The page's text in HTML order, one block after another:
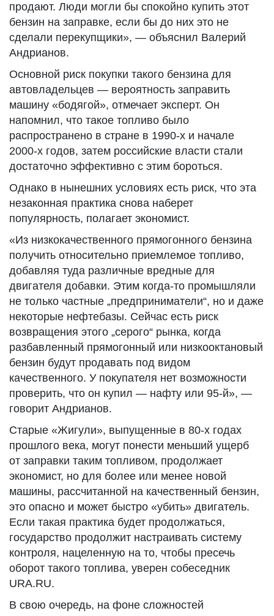
продают. Люди могли бы спокойно купить этот
бензин на заправке, если бы до них это не
сделали перекупщики», — объяснил Валерий
Андрианов.
Основной риск покупки такого бензина для
автовладельцев — вероятность заправить
машину «бодягой», отмечает эксперт. Он
напомнил, что такое топливо было
распространено в стране в 1990-х и начале
2000-х годов, затем российские власти стали
достаточно эффективно с этим бороться.
Однако в нынешних условиях есть риск, что эта
незаконная практика снова наберет
популярность, полагает экономист.
«Из низкокачественного прямогонного бензина
получить относительно приемлемое топливо,
добавляя туда различные вредные для
двигателя добавки. Этим когда-то промышляли
не только частные „предприниматели“, но и даже
некоторые нефтебазы. Сейчас есть риск
возвращения этого „серого“ рынка, когда
разбавленный прямогонный или низкооктановый
бензин будут продавать под видом
качественного. У покупателя нет возможности
проверить, что он купил — нафту или 95-й», —
говорит Андрианов.
Старые «Жигули», выпущенные в 80-х годах
прошлого века, могут понести меньший ущерб
от заправки таким топливом, продолжает
экономист, но для более или менее новой
машины, рассчитанной на качественный бензин,
это опасно и может быстро «убить» двигатель.
Если такая практика будет продолжаться,
государство продолжит настраивать систему
контроля, нацеленную на то, чтобы пресечь
оборот такого топлива, уверен собеседник
URA.RU.
В свою очередь, на фоне сложностей